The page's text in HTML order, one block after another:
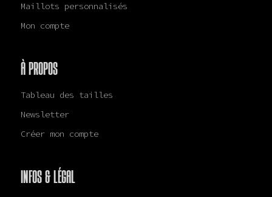
Maillots personnalisés
Mon compte
À PROPOS
Tableau des tailles
Newsletter
Créer mon compte
INFOS & LÉGAL